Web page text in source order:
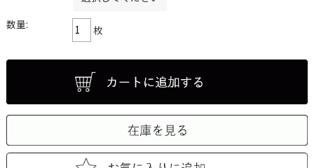
数量: 枚